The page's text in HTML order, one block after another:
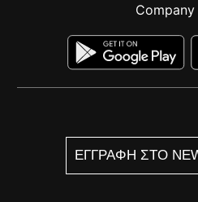
ΕΓΓΡΑΦΗ ΣΤΟ
Company